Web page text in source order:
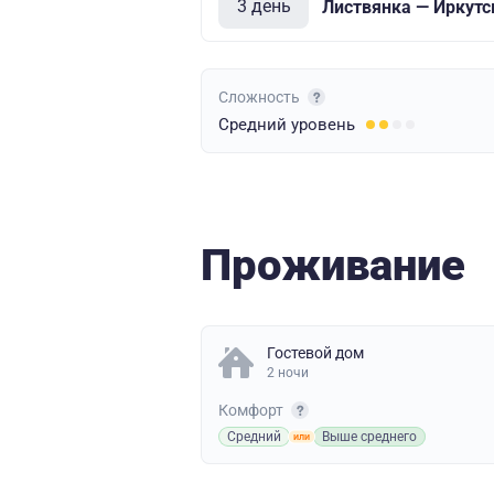
3 день Листвянка —
Сложность
Средний уровень
Проживание
Гостевой дом
2 ночи
Комфорт
Средний Выше среднего